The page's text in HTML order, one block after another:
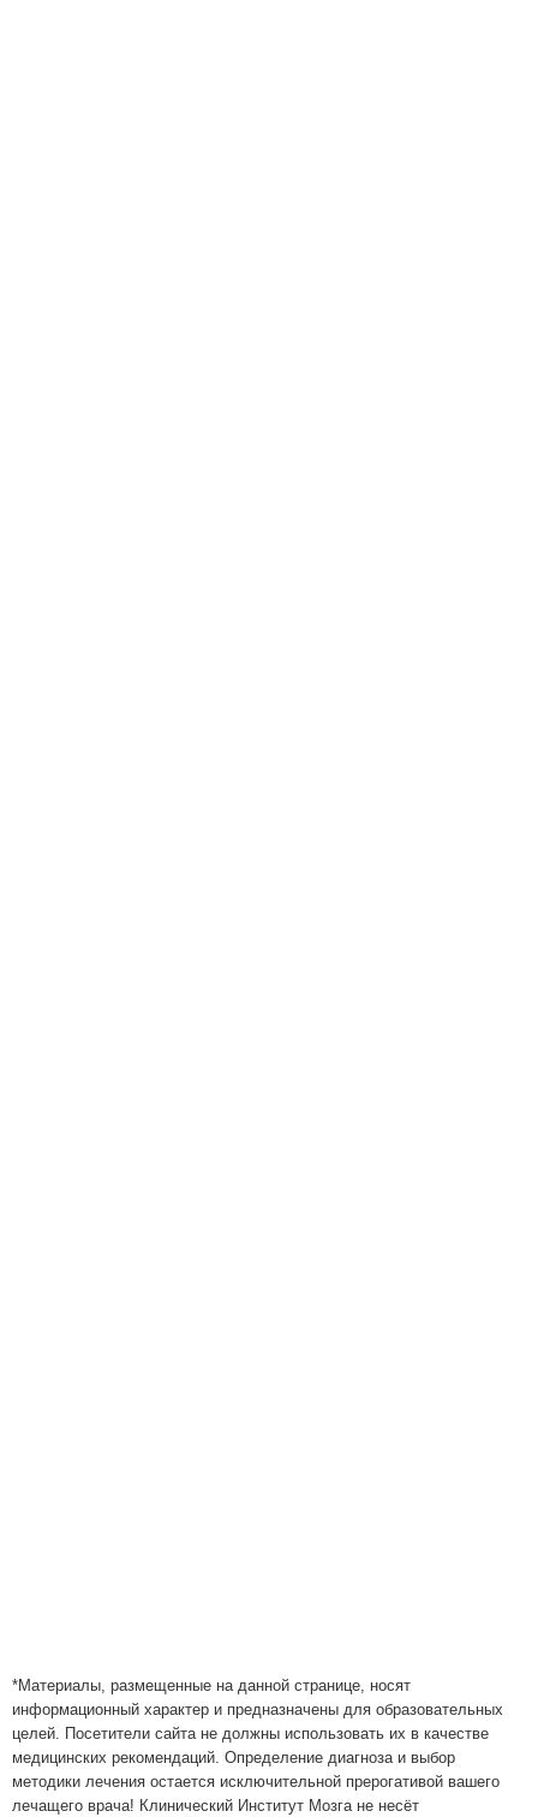
*Материалы, размещенные на данной странице, носят
информационный характер и предназначены для образовательных
целей. Посетители сайта не должны использовать их в качестве
медицинских рекомендаций. Определение диагноза и выбор
методики лечения остается исключительной прерогативой вашего
лечащего врача! Клинический Институт Мозга не несёт